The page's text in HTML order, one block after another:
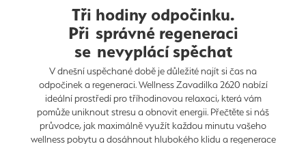
Tři hodiny odpočinku.
Při správné regeneraci
se nevyplácí spěchat
V dnešní uspěchané době je důležité najít si čas na
odpočinek a regeneraci. Wellness Zavadilka 2620 nabízí
ideální prostředí pro tříhodinovou relaxaci, která vám
pomůže uniknout stresu a obnovit energii. Přečtěte si náš
průvodce, jak maximálně využít každou minutu vašeho
wellness pobytu a dosáhnout hlubokého klidu a regenerace